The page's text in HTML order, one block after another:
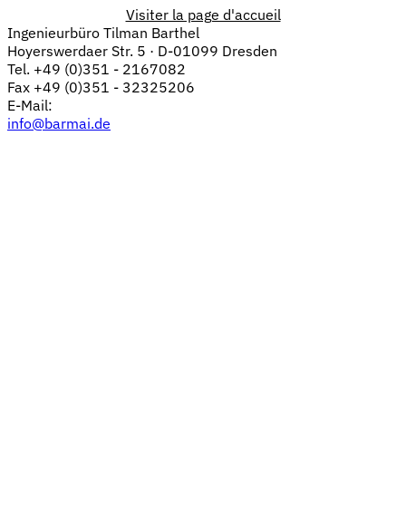
Visiter la page d'accueil
Ingenieurbüro Tilman Barthel
Hoyerswerdaer Str. 5 · D-01099 Dresden
Tel. +49 (0)351 - 2167082
Fax +49 (0)351 - 32325206
E-Mail:
info@barmai.de